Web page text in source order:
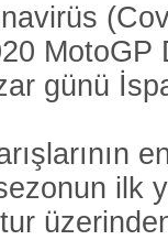
MotoGP
günü
ilk